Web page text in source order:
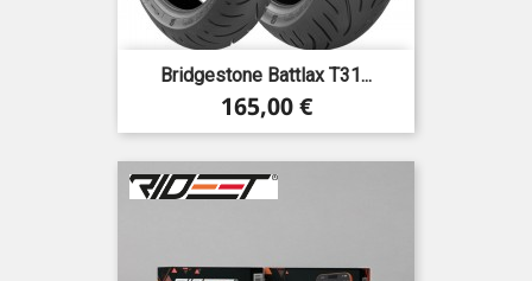
Bridgestone Battlax T31...
Precio
165,00 €